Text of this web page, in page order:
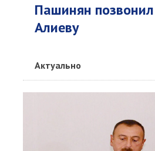
Пашинян
Алиеву
Актуально